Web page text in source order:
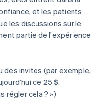
et les patients
les discussions sur le
partie de l'expérience
des invites (par exemple,
de 25 $.
régler cela ? »)